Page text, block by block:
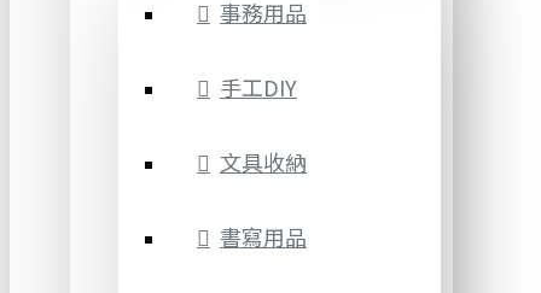
事務用品
手工DIY
文具收納
書寫用品